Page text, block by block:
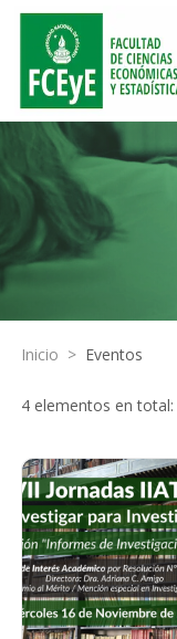
Inicio > Eventos
4 elementos en total: